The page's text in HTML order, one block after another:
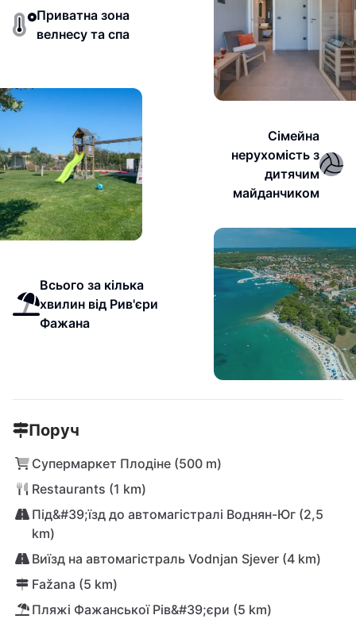
Приватна зона
велнесу та спа
Сімейна
нерухомість з
дитячим
майданчиком
Всього за кілька
хвилин від Рив'єри
Фажана
Поруч
Супермаркет Плодіне (500 m)
Restaurants (1 km)
Під&#39;їзд до автомагістралі Воднян-Юг (2,5
km)
Виїзд на автомагістраль Vodnjan Sjever (4 km)
Fažana (5 km)
Пляжі Фажанської Рів&#39;єри (5 km)